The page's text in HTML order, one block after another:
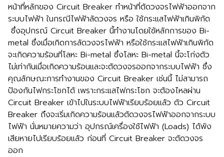
หน้าที่หลักของ Circuit Breaker ทำหน้าที่ตัดวงจรไฟฟ้าออกจาก
ระบบไฟฟ้า ในกรณีไฟฟ้าลัดวงจร หรือ ใช้กระแสไฟฟ้าเกินพิกัด
ซึ่งอุปกรณ์ Circuit Breaker นี้ทำงานโดยใช้หลักการของ Bi-
metal ซึ่งเมื่อเกิดการลัดวงจรไฟฟ้า หรือใช้กระแสไฟฟ้าเกินพิกัด
จะเกิดความร้อนที่โลหะ Bi-metal ซึ่งโลหะ Bi-metal นี้จะโก่งตัว
ไม่เท่ากันเมื่อเกิดความร้อนและจะตัดวงจรออกจากระบบไฟฟ้า ซึ่ง
คุณลักษณะการทำงานของ Circuit Breaker เช่นนี้ ไม่สามารถ
ป้องกันไฟกระโชกได้ เพราะกระแสไฟกระโชก จะต้องไหลผ่าน
Circuit Breaker เข้าไปในระบบไฟฟ้าเรียบร้อยแล้ว ตัว Circuit
Breaker ถึงจะเริ่มเกิดความร้อนแล้วตัดวงจรไฟฟ้าออกจากระบบ
ไฟฟ้า นั่นหมายความว่า อุปกรณ์เครื่องใช้ไฟฟ้า (Loads) ได้พัง
เสียหายไปเรียบร้อยแล้ว ก่อนที่ Circuit Breaker จะตัดวงจร
ออก